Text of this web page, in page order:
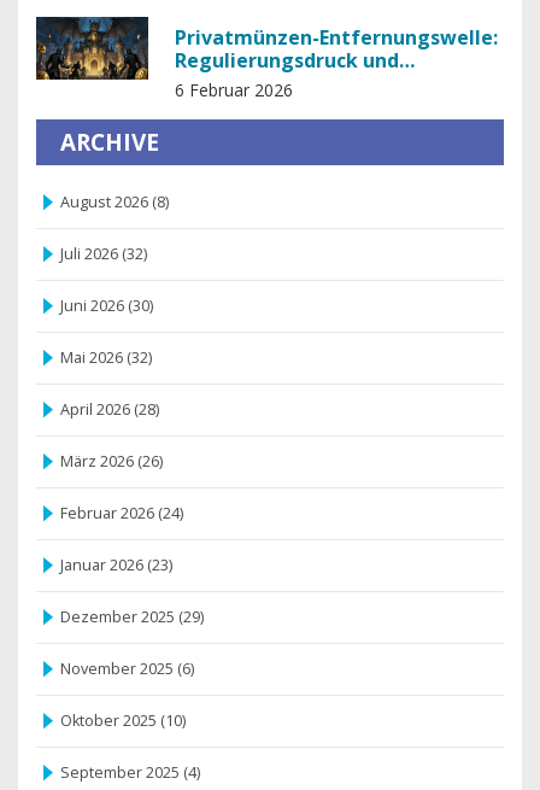
Privatmünzen-Entfernungswelle:
Regulierungsdruck und
Auswirkungen auf Kryptobörsen
6 Februar 2026
ARCHIVE
August 2026 (8)
Juli 2026 (32)
Juni 2026 (30)
Mai 2026 (32)
April 2026 (28)
März 2026 (26)
Februar 2026 (24)
Januar 2026 (23)
Dezember 2025 (29)
November 2025 (6)
Oktober 2025 (10)
September 2025 (4)